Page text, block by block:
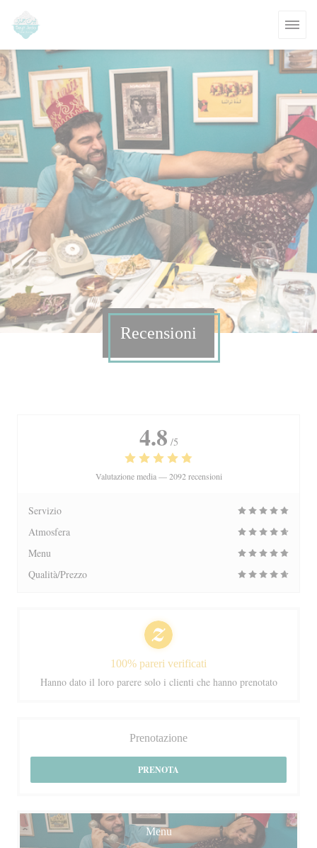
Recensioni
4.8 /5
Valutazione media —2092 recensioni
Servizio
Atmosfera
Menu
Qualità/Prezzo
100% pareri verificati
Hanno dato il loro parere solo i clienti che hanno prenotato
Prenotazione
PRENOTA
Menu